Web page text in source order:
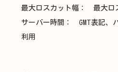
最大ロスカット幅： 最大ロ
サーバー時間： GMT表記、
利用